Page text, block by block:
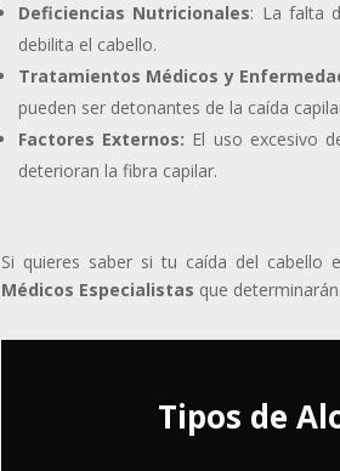
Deficiencias Nutricionales: La falta
debilita el cabello.
Tratamientos Médicos y
pueden ser detonantes de la caída
Factores Externos: El uso excesivo
deterioran la fibra capilar.
Si quieres saber si tu caída del cabello
Médicos Especialistas que
Tipos de